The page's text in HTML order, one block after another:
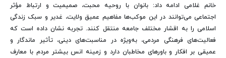
خانم غلامی ادامه داد: بانوان با روحیه محبت، صمیمیت و ارتباط مؤثر
اجتماعی می‌توانند در این موکب‌ها مفاهیم عمیق ولایت، غدیر و سبک زندگی
اسلامی را به اقشار مختلف جامعه منتقل کنند. تجربه نشان داده است که
فعالیت‌های فرهنگی مردمی، به‌ویژه در مناسبت‌های دینی، تأثیر ماندگار و
عمیقی بر افکار و باورهای مخاطبان دارد و زمینه انس بیشتر مردم با معارف